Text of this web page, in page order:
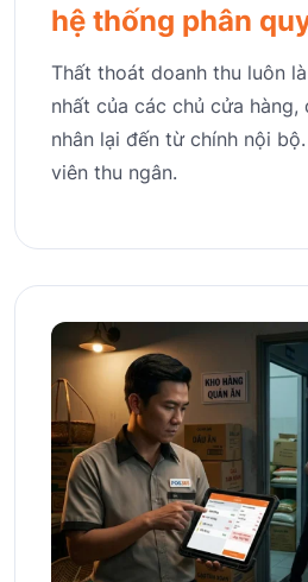
hệ thống phân
Thất thoát doanh thu luôn
nhất của các chủ cửa
nhân lại đến từ chính nội
viên thu ngân.